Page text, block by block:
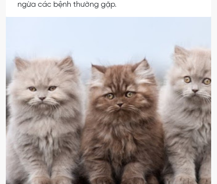
ngừa các bệnh thường gặp.